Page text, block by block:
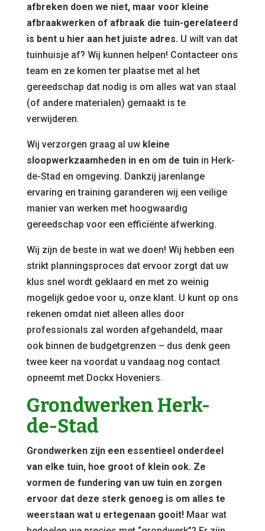
afbreken doen we niet, maar voor kleine
afbraakwerken of afbraak die tuin-gerelateerd
is bent u hier aan het juiste adres.U wilt van dat
tuinhuisje af? Wij kunnen helpen! Contacteer ons
team en ze komen ter plaatse met al het
gereedschap dat nodig is om alles wat van staal
(of andere materialen) gemaakt is te
verwijderen.
Wij verzorgen graag al uw kleine
sloopwerkzaamheden in en om de tuinin Herk-
de-Stad en omgeving. Dankzij jarenlange
ervaring en training garanderen wij een veilige
manier van werken met hoogwaardig
gereedschap voor een efficiënte afwerking.
Wij zijn de beste in wat we doen! Wij hebben een
strikt planningsproces dat ervoor zorgt dat uw
klus snel wordt geklaard en met zo weinig
mogelijk gedoe voor u, onze klant. U kunt op ons
rekenen omdat niet alleen alles door
professionals zal worden afgehandeld, maar
ook binnen de budgetgrenzen – dus denk geen
twee keer na voordat u vandaag nog contact
opneemt met Dockx Hoveniers.
Grondwerken Herk-
de-Stad
Grondwerken zijn een essentieel onderdeel
van elke tuin, hoe groot of klein ook. Ze
vormen de fundering van uw tuin en zorgen
ervoor dat deze sterk genoeg is om alles te
weerstaan wat u ertegenaan gooit!Maar wat